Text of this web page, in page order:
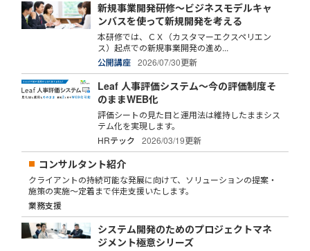
新規事業開発研修～ビジネスモデルキャ
ンバスを使って新規開発を考える
本研修では、ＣＸ（カスタマーエクスペリエン
ス）起点での新規事業開発の進め...
公開講座
2026/07/30更新
Leaf 人事評価システム～今の評価制度そ
のままWEB化
評価シートの見た目と運用法は維持したままシス
テム化を実現します。
HRテック
2026/03/19更新
コンサルタント紹介
クライアントの持続可能な発展に向けて、ソリューションの提案・
施策の実施～定着まで伴走支援いたします。
業務支援
システム開発のためのプロジェクトマネ
ジメント極意シリーズ